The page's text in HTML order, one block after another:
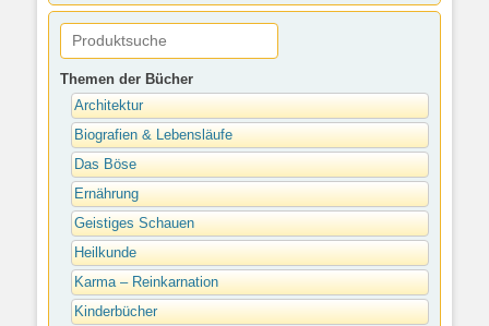
Themen der Bücher
Architektur
Biografien & Lebensläufe
Das Böse
Ernährung
Geistiges Schauen
Heilkunde
Karma – Reinkarnation
Kinderbücher